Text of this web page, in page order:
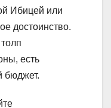
Ибицей или
достоинство.
есть
бюджет.